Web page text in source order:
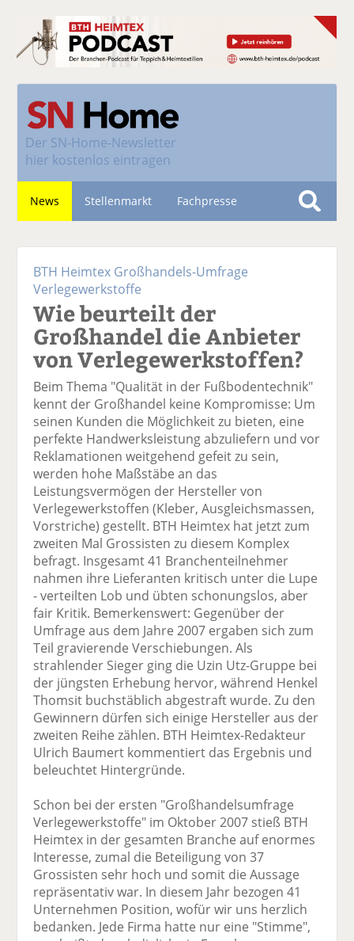
Der SN-Home-Newsletter
hier kostenlos eintragen
News Stellenmarkt Fachpresse
S
BTH Heimtex Großhandels-Umfrage
Verlegewerkstoffe
Wie beurteilt der
Großhandel die Anbieter
von Verlegewerkstoffen?
Beim Thema "Qualität in der Fußbodentechnik"
kennt der Großhandel keine Kompromisse: Um
seinen Kunden die Möglichkeit zu bieten, eine
perfekte Handwerksleistung abzuliefern und vor
Reklamationen weitgehend gefeit zu sein,
werden hohe Maßstäbe an das
Leistungsvermögen der Hersteller von
Verlegewerkstoffen (Kleber, Ausgleichsmassen,
Vorstriche) gestellt. BTH Heimtex hat jetzt zum
zweiten Mal Grossisten zu diesem Komplex
befragt. Insgesamt 41 Branchenteilnehmer
nahmen ihre Lieferanten kritisch unter die Lupe
- verteilten Lob und übten schonungslos, aber
fair Kritik. Bemerkenswert: Gegenüber der
Umfrage aus dem Jahre 2007 ergaben sich zum
Teil gravierende Verschiebungen. Als
strahlender Sieger ging die Uzin Utz-Gruppe bei
der jüngsten Erhebung hervor, während Henkel
Thomsit buchstäblich abgestraft wurde. Zu den
Gewinnern dürfen sich einige Hersteller aus der
zweiten Reihe zählen. BTH Heimtex-Redakteur
Ulrich Baumert kommentiert das Ergebnis und
beleuchtet Hintergründe.
Schon bei der ersten "Großhandelsumfrage
Verlegewerkstoffe" im Oktober 2007 stieß BTH
Heimtex in der gesamten Branche auf enormes
Interesse, zumal die Beteiligung von 37
Grossisten sehr hoch und somit die Aussage
repräsentativ war. In diesem Jahr bezogen 41
Unternehmen Position, wofür wir uns herzlich
bedanken. Jede Firma hatte nur eine "Stimme",